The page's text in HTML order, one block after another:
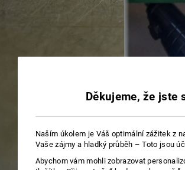
Děkujeme, že jste
Naším úkolem je Váš optimální zážitek z
Vaše zájmy a hladký průběh – Toto jsou
Abychom vám mohli zobrazovat